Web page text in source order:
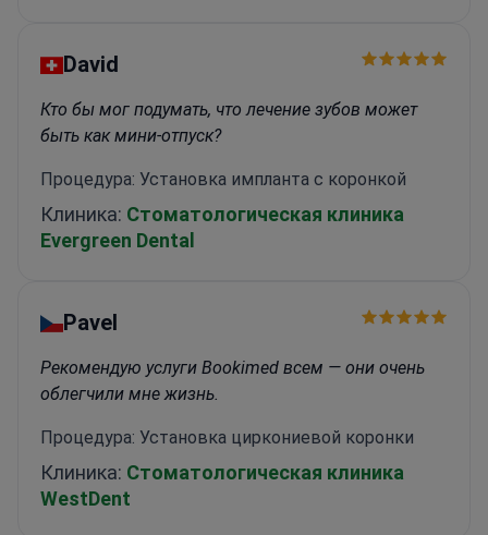
David
Кто бы мог подумать, что лечение зубов может
быть как мини-отпуск?
Процедура: Установка импланта с коронкой
Клиника: Стоматологическая клиника
Evergreen Dental
Pavel
Рекомендую услуги Bookimed всем — они очень
облегчили мне жизнь.
Процедура: Установка циркониевой коронки
Клиника: Стоматологическая клиника
WestDent